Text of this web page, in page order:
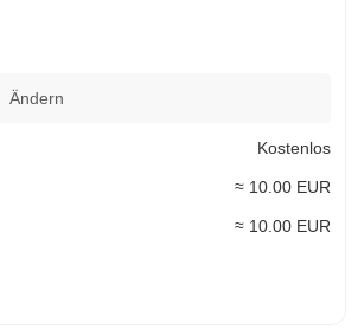
Ändern
Kostenlos
≈ 10.00 EUR
≈ 10.00 EUR